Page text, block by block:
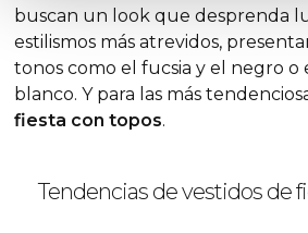
buscan un look que desprenda
estilismos más atrevidos,
tonos como el fucsia y el negro o
blanco. Y para las más
fiesta con topos.
Tendencias de vestidos de